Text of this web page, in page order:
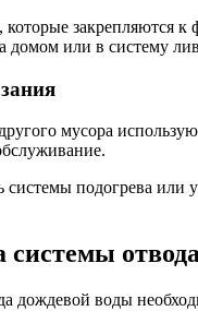
закрепляются
домом или в систему
мусора
подогрева
отвода
дождевой воды